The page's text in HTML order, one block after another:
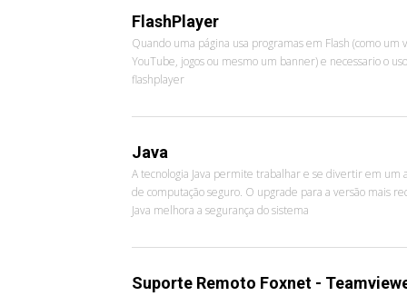
FlashPlayer
Quando uma página usa programas em Flash (como um
YouTube, jogos ou mesmo um banner) e necessario o
flashplayer
Java
A tecnologia Java permite trabalhar e se divertir em um
de computação seguro. O upgrade para a versão mais
Java melhora a segurança do sistema
Suporte Remoto Foxnet -